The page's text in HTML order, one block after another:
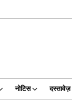
नोटिस दस्तावेज़